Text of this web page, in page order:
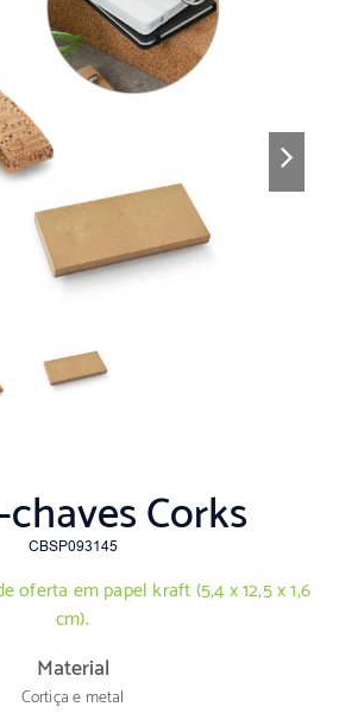
Corks
CBSP093145
oferta em papel kraft (5,4 x 12,5 x 1,6
cm).
Material
Cortiça e metal